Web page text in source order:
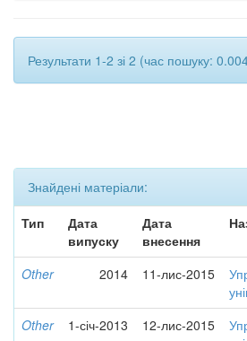
Результати 1-2 зі 2 (час пошуку:
Знайдені матеріали:
Тип
Дата
випуску
Дата
внесення
Other 2014 11-лис-2015
Other 1-січ-2013 12-лис-2015